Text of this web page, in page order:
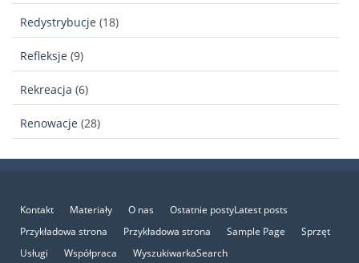
Redystrybucje (18)
Refleksje (9)
Rekreacja (6)
Renowacje (28)
Kontakt Materiały O nas
Ostatnie postyLatest posts
Przykładowa strona
Przykładowa strona Sample Page
Sprzęt
Usługi
Współpraca WyszukiwarkaSearch